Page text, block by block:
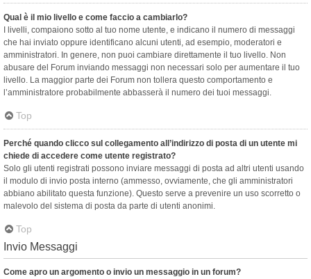
Qual è il mio livello e come faccio a cambiarlo?
I livelli, compaiono sotto al tuo nome utente, e indicano il numero di messaggi
che hai inviato oppure identificano alcuni utenti, ad esempio, moderatori e
amministratori. In genere, non puoi cambiare direttamente il tuo livello. Non
abusare del Forum inviando messaggi non necessari solo per aumentare il tuo
livello. La maggior parte dei Forum non tollera questo comportamento e
l’amministratore probabilmente abbasserà il numero dei tuoi messaggi.
Top
Perché quando clicco sul collegamento all’indirizzo di posta di un utente mi
chiede di accedere come utente registrato?
Solo gli utenti registrati possono inviare messaggi di posta ad altri utenti usando
il modulo di invio posta interno (ammesso, ovviamente, che gli amministratori
abbiano abilitato questa funzione). Questo serve a prevenire un uso scorretto o
malevolo del sistema di posta da parte di utenti anonimi.
Top
Invio Messaggi
Come apro un argomento o invio un messaggio in un forum?